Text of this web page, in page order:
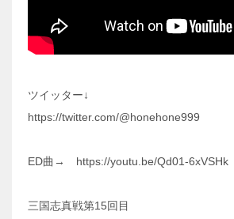
ツイッター↓
https://twitter.com/@honehone999
ED曲→ https://youtu.be/Qd01-6xVSHk
三国志真戦第15回目